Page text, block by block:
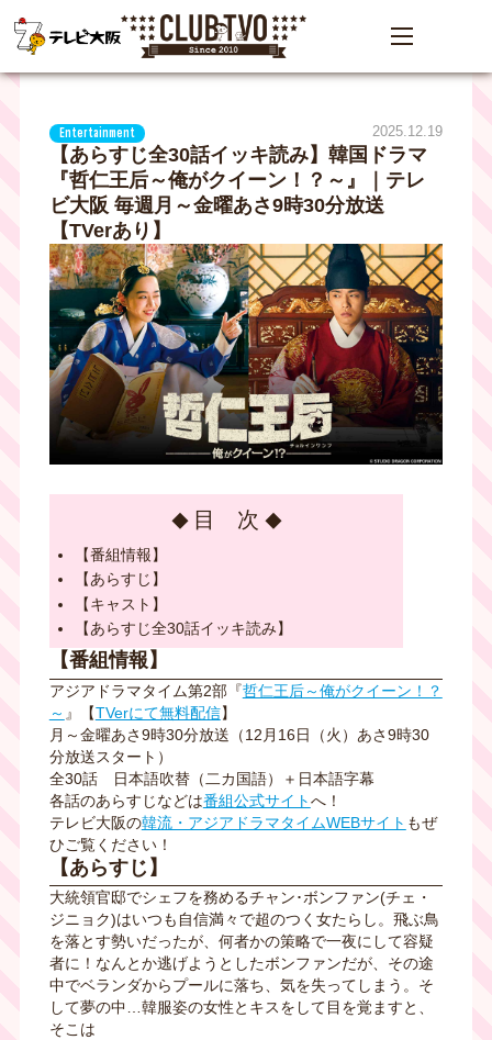
Entertainment 2025.12.19
【あらすじ全30話イッキ読み】韓国ドラマ
『哲仁王后～俺がクイーン！？～』｜テレ
ビ大阪 毎週月～金曜あさ9時30分放送
【TVerあり】
目 次
【番組情報】
【あらすじ】
【キャスト】
【あらすじ全30話イッキ読み】
【番組情報】
アジアドラマタイム第2部『哲仁王后～俺がクイーン！？
～ 』【TVerにて無料配信】
月～金曜あさ9時30分放送（12月16日（火）あさ9時30
分放送スタート）
全30話
日本語吹替（二カ国語）＋日本語字幕
各話のあらすじなどは番組公式サイトへ！
テレビ大阪の韓流・アジアドラマタイムWEBサイト もぜ
ひご覧ください！
【あらすじ】
大統領官邸でシェフを務めるチャン･ボンファン(チェ・
ジニョク)はいつも自信満々で超のつく女たらし。飛ぶ鳥
を落とす勢いだったが、何者かの策略で一夜にして容疑
者に！なんとか逃げようとしたボンファンだが、その途
中でベランダからプールに落ち、気を失ってしまう。そ
して夢の中…韓服姿の女性とキスをして目を覚ますと、
そこは